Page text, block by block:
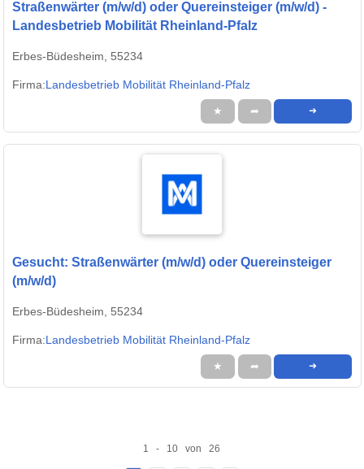
Straßenwärter (m/w/d) oder Quereinsteiger (m/w/d) -
Landesbetrieb Mobilität Rheinland-Pfalz
Erbes-Büdesheim, 55234
Firma:Landesbetrieb Mobilität Rheinland-Pfalz
★ ➦ ➜
Gesucht: Straßenwärter (m/w/d) oder Quereinsteiger
(m/w/d)
Erbes-Büdesheim, 55234
Firma:Landesbetrieb Mobilität Rheinland-Pfalz
★ ➦ ➜
1 - 10 von 26